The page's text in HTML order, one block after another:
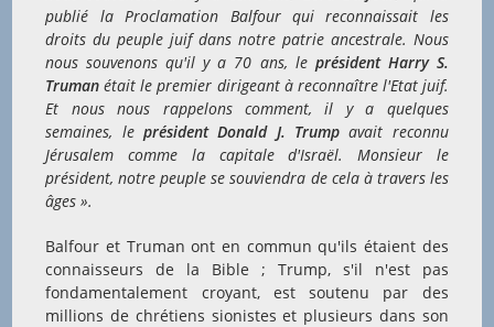
publié la Proclamation Balfour qui reconnaissait les
droits du peuple juif dans notre patrie ancestrale. Nous
nous souvenons qu'il y a 70 ans, le président Harry S.
Truman était le premier dirigeant à reconnaître l'Etat juif.
Et nous nous rappelons comment, il y a quelques
semaines, le président Donald J. Trump avait reconnu
Jérusalem comme la capitale d'Israël. Monsieur le
président, notre peuple se souviendra de cela à travers les
âges ».
Balfour et Truman ont en commun qu'ils étaient des
connaisseurs de la Bible ; Trump, s'il n'est pas
fondamentalement croyant, est soutenu par des
millions de chrétiens sionistes et plusieurs dans son